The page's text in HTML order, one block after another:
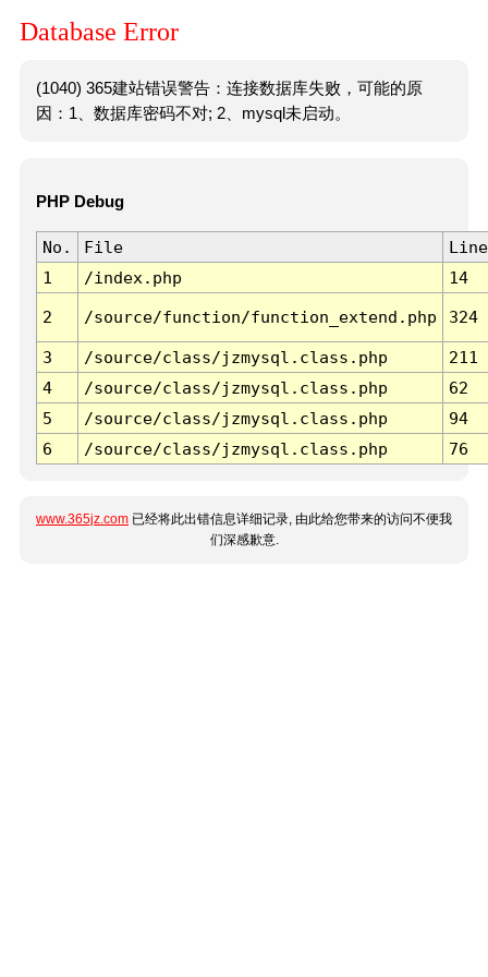
Database Error
(1040) 365建站错误警告：连接数据库失败，可能的原
因：1、数据库密码不对; 2、mysql未启动。
PHP Debug
No. File
Line
1
/index.php 14
2 /source/function/function_extend.php 324
3 /source/class/jzmysql.class.php
211
4
/source/class/jzmysql.class.php
62
5
/source/class/jzmysql.class.php
94
6
/source/class/jzmysql.class.php 76
www.365jz.com 已经将此出错信息详细记录, 由此给您带来的访问不便我
们深感歉意.